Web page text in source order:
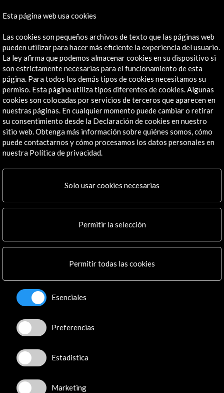
ALERTAS
AC/E
Contacta
info@accioncultural.es
+34 91 700 4000
José Abascal, 4 - 4º
28003 Madrid, España
Canales de contacto
Explora
Institucional
Actividades
Residencias
Cultura en Red
Boletín digital
Logo y crédito a AC/E
Conecta
X
(Twitter)
LinkedIn
Facebook
Youtube
Esta página web usa cookies
Las cookies son pequeños archivos de texto que las páginas web
pueden utilizar para hacer más eficiente la experiencia del usuario.
La ley afirma que podemos almacenar cookies en su dispositivo si
son estrictamente necesarias para el funcionamiento de esta
página. Para todos los demás tipos de cookies necesitamos su
permiso. Esta página utiliza tipos diferentes de cookies. Algunas
cookies son colocadas por servicios de terceros que aparecen en
nuestras páginas. En cualquier momento puede cambiar o retirar
su consentimiento desde la Declaración de cookies en nuestro
sitio web. Obtenga más información sobre quiénes somos, cómo
puede contactarnos y cómo procesamos los datos personales en
nuestra Política de privacidad.
Solo usar cookies necesarias
Permitir la selección
Permitir todas las cookies
Esenciales
Preferencias
Estadistica
Marketing